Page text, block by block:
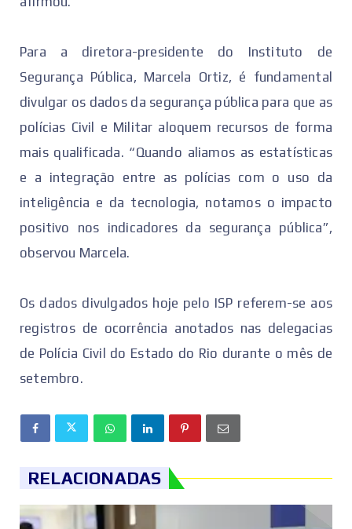
Para a diretora-presidente do Instituto de
Segurança Pública, Marcela Ortiz, é fundamental
divulgar os dados da segurança pública para que as
polícias Civil e Militar aloquem recursos de forma
mais qualificada. “Quando aliamos as estatísticas
e a integração entre as polícias com o uso da
inteligência e da tecnologia, notamos o impacto
positivo nos indicadores da segurança pública”,
observou Marcela.
Os dados divulgados hoje pelo ISP referem-se aos
registros de ocorrência anotados nas delegacias
de Polícia Civil do Estado do Rio durante o mês de
setembro.
RELACIONADAS